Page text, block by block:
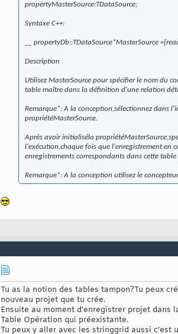
propertyMasterSource:TDataSource;
Syntaxe C++:
__ propertyDb::TDataSource*MasterSource
Description
Utilisez MasterSource pour spécifier le nom du
table maître dans la définition d'une relation
Remarque*: A la conception,sélectionnez dans
propriétéMasterSource.
Après avoir initialiséla
l'exécution,chaque fois que l'enregistrement en
enregistrements correspondants dans cette
Remarque*: A la conception utilisez le
Tu as la notion des tables tampon?Tu peux
nouveau projet que tu crée.
Ensuite au moment d'enregistrer projet dans
Table Opération qui préexistante.
Tu peux y aller avec les stringgrid aussi c'est